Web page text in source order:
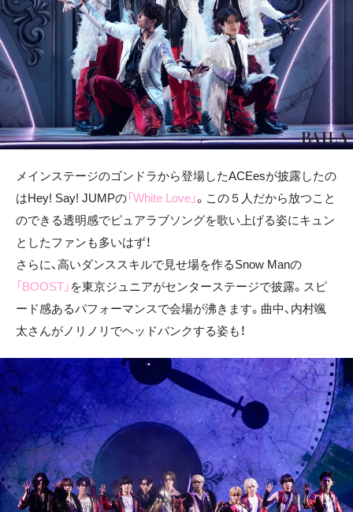
メインステージのゴンドラから登場したACEesが披露したの
はHey! Say! JUMPの「White Love」。この５人だから放つこと
のできる透明感でピュアラブソングを歌い上げる姿にキュン
としたファンも多いはず！
さらに、高いダンススキルで見せ場を作るSnow Manの
「BOOST」 を東京ジュニアがセンターステージで披露。スピ
ード感あるパフォーマンスで会場が沸きます。曲中、内村颯
太さんがノリノリでヘッドバンクする姿も！